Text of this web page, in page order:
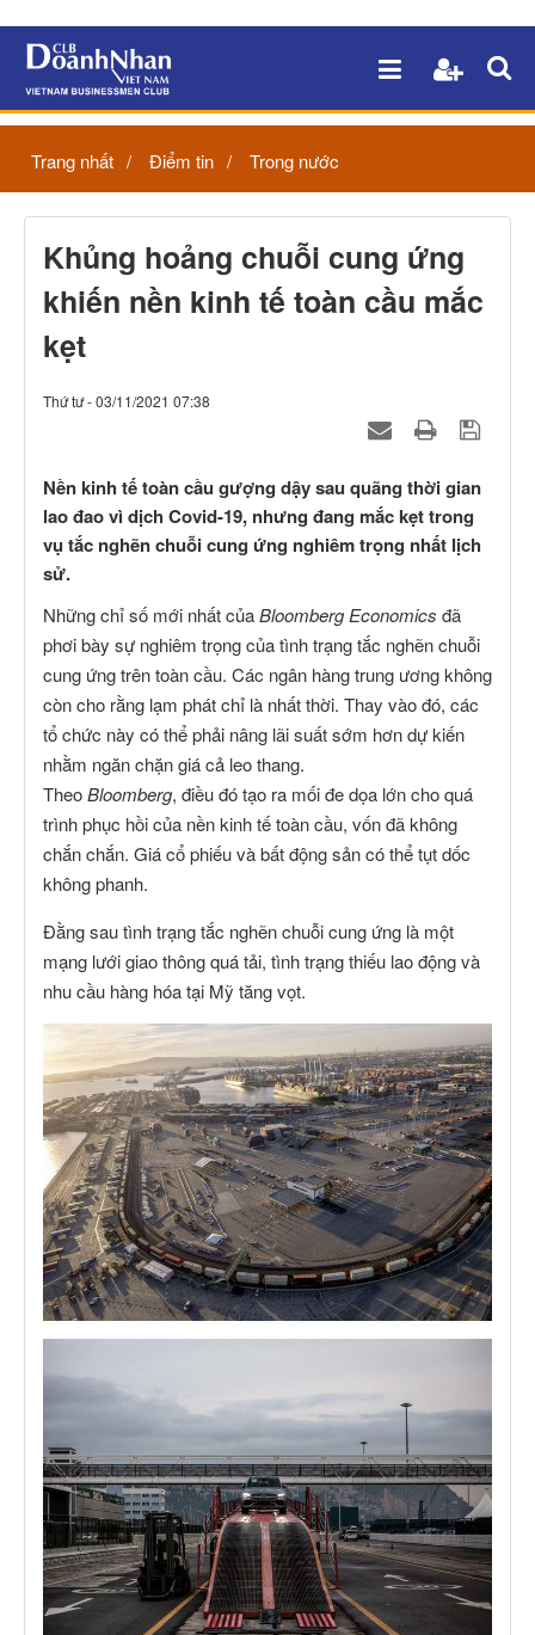
Trang nhất Điểm tin Trong nước
Khủng hoảng chuỗi cung ứng
khiến nền kinh tế toàn cầu mắc
kẹt
Thứ tư - 03/11/2021 07:38
Nền kinh tế toàn cầu gượng dậy sau quãng thời gian
lao đao vì dịch Covid-19, nhưng đang mắc kẹt trong
vụ tắc nghẽn chuỗi cung ứng nghiêm trọng nhất lịch
sử.
Những chỉ số mới nhất củaBloomberg Economics đã
phơi bày sự nghiêm trọng của tình trạng tắc nghẽn chuỗi
cung ứng trên toàn cầu. Các ngân hàng trung ương không
còn cho rằng lạm phát chỉ là nhất thời. Thay vào đó, các
tổ chức này có thể phải nâng lãi suất sớm hơn dự kiến
nhằm ngăn chặn giá cả leo thang.
TheoBloomberg, điều đó tạo ra mối đe dọa lớn cho quá
trình phục hồi của nền kinh tế toàn cầu, vốn đã không
chắn chắn. Giá cổ phiếu và bất động sản có thể tụt dốc
không phanh.
Đằng sau tình trạng tắc nghẽn chuỗi cung ứng là một
mạng lưới giao thông quá tải, tình trạng thiếu lao động và
nhu cầu hàng hóa tại Mỹ tăng vọt.